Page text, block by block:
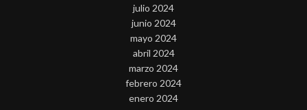
julio 2024
junio 2024
mayo 2024
abril 2024
marzo 2024
febrero 2024
enero 2024